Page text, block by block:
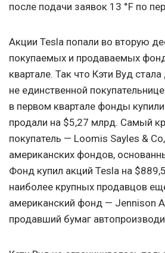
после подачи заявок 13 °F по
Акции Tesla попали во вторую
покупаемых и продаваемых
квартале. Так что Кэти Вуд
не единственной
в первом квартале фонды
продали на $5,27 млрд. Самый
покупатель — Loomis Sayles &
американских фондов,
Фонд купил акций Tesla на
наиболее крупных продавцов
американский фонд — Jennison
продавший бумаг